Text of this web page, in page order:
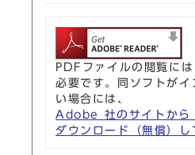
PDFファイルの閲覧
必要です。同ソフトがイ
い場合には、
Adobe 社のサイトか
ダウンロード（無償）し